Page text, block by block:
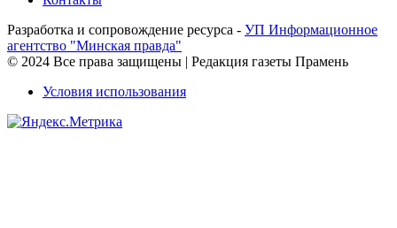
Разработка и сопровождение ресурса - УП Информационное
агентство "Минская правда"
© 2024 Все права защищены | Редакция газеты Прамень
Условия использования